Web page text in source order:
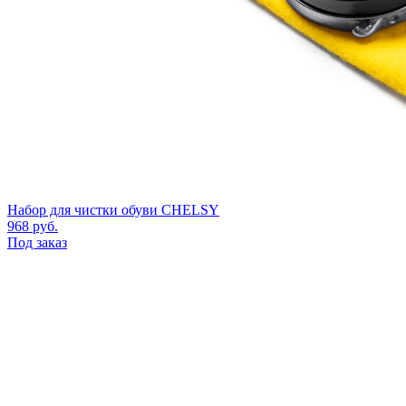
Набор для чистки обуви CHELSY
968 руб.
Под заказ